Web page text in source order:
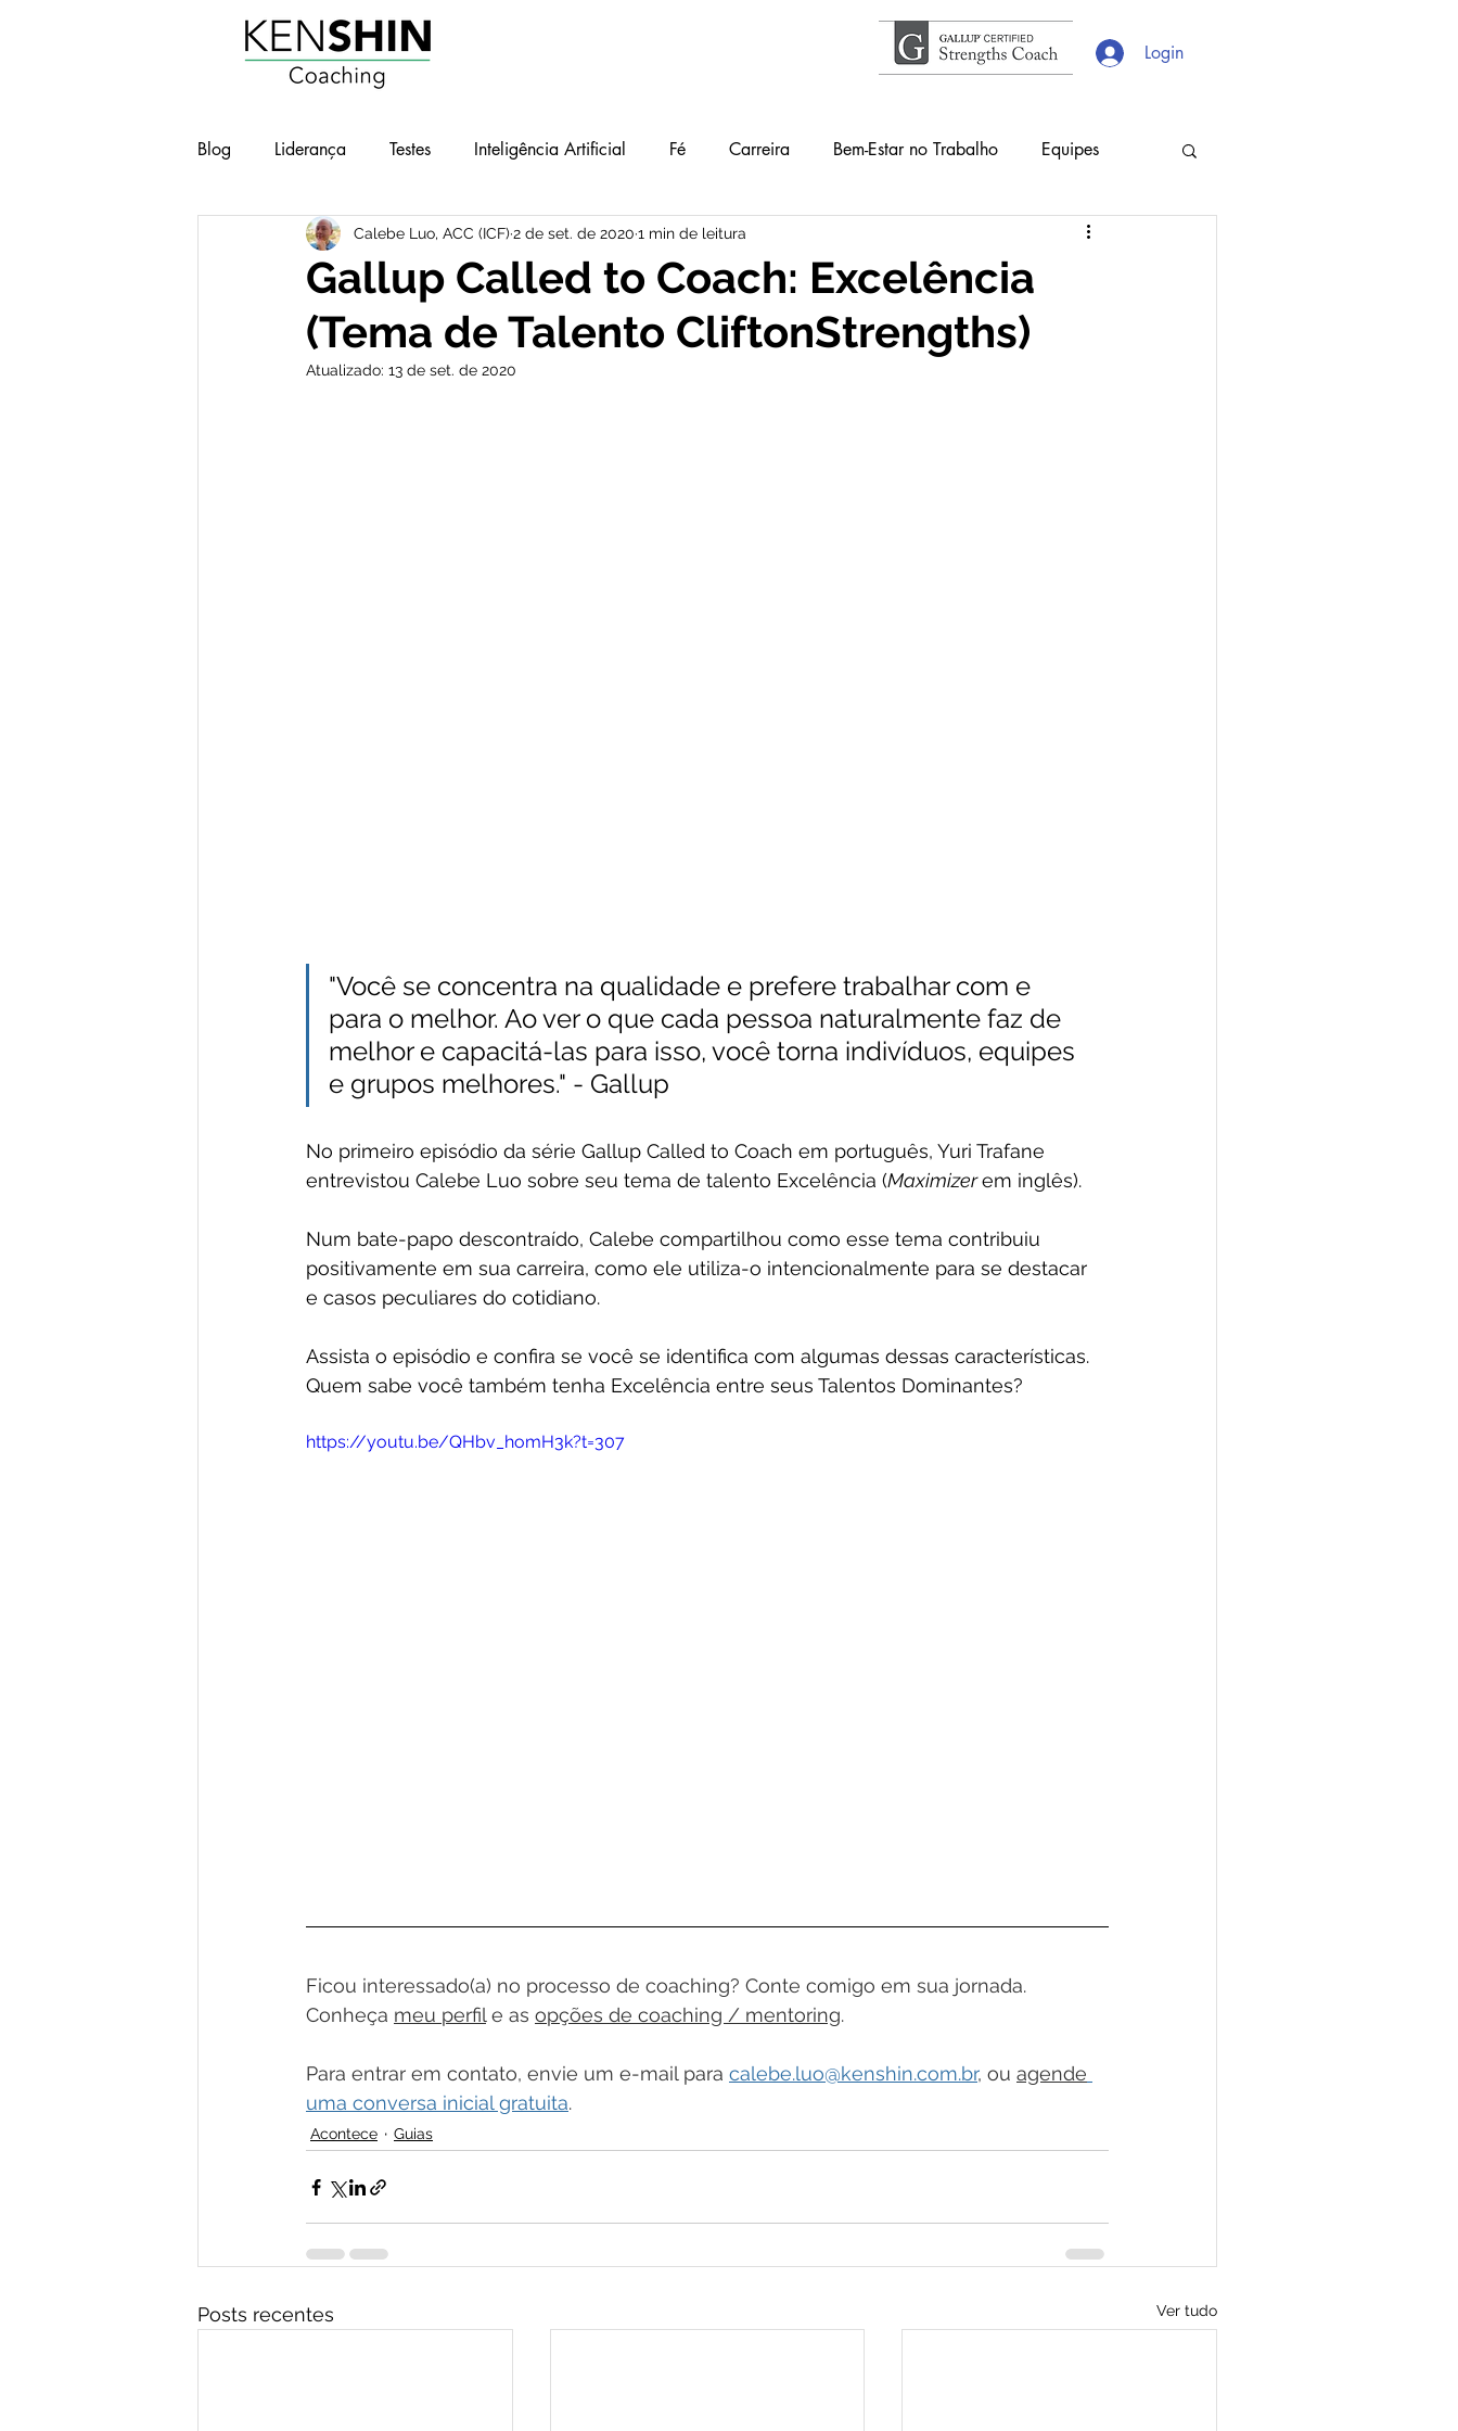
Login
Blog Liderança Testes Inteligência Artificial Fé Carreira Bem-Estar no Trabalho Equipes
Workshops Geek e Pop Acontece Livros #34Lentes
BOT - Brilho nos Olhos no Trabalho Primeiros Passos
Gallup Called to Coach: Excelência
(Tema de Talento CliftonStrengths)
Calebe Luo, ACC (ICF) 2 de set. de 2020 1 min de leitura
Atualizado: 13 de set. de 2020
"Você se concentra na qualidade e prefere trabalhar com e
para o melhor. Ao ver o que cada pessoa naturalmente faz de
melhor e capacitá-las para isso, você torna indivíduos, equipes
e grupos melhores." - Gallup
No primeiro episódio da série Gallup Called to Coach em português, Yuri Trafane
entrevistou Calebe Luo sobre seu tema de talento Excelência (Maximizer em inglês).
Num bate-papo descontraído, Calebe compartilhou como esse tema contribuiu
positivamente em sua carreira, como ele utiliza-o intencionalmente para se destacar
e casos peculiares do cotidiano.
Assista o episódio e confira se você se identifica com algumas dessas características.
Quem sabe você também tenha Excelência entre seus Talentos Dominantes?
https://youtu.be/QHbv_homH3k?t=307
Ficou interessado(a) no processo de coaching? Conte comigo em sua jornada.
Conheça meu perfil e as opções de coaching / mentoring.
Para entrar em contato, envie um e-mail para calebe.luo@kenshin.com.br, ou agende
uma conversa inicial gratuita.
Acontece Guias
Posts recentes Ver tudo